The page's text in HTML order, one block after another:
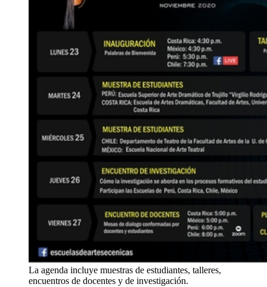
La agenda incluye muestras de estudiantes, talleres,
encuentros de docentes y de investigación.